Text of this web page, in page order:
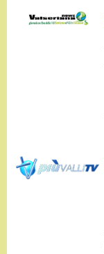
n